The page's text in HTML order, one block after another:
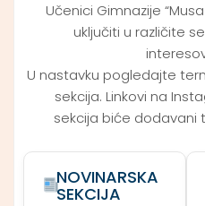
Učenici Gimnazije
uključiti u različite
U nastavku pogledajte
sekcija. Linkovi na
sekcija biće dodavani
NOVINARSKA
SEKCIJA